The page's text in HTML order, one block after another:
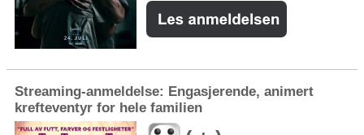
Streaming-anmeldelse: Engasjerende, animert
krefteventyr for hele familien